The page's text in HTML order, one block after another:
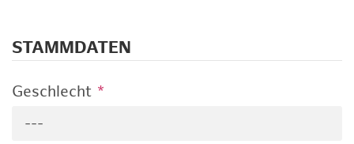
STAMMDATEN
Geschlecht *
---